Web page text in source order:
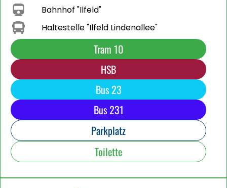
Bahnhof "Ilfeld"
Haltestelle "Ilfeld Lindenallee"
Tram 10
HSB
Bus 23
Bus 231
Parkplatz
Toilette